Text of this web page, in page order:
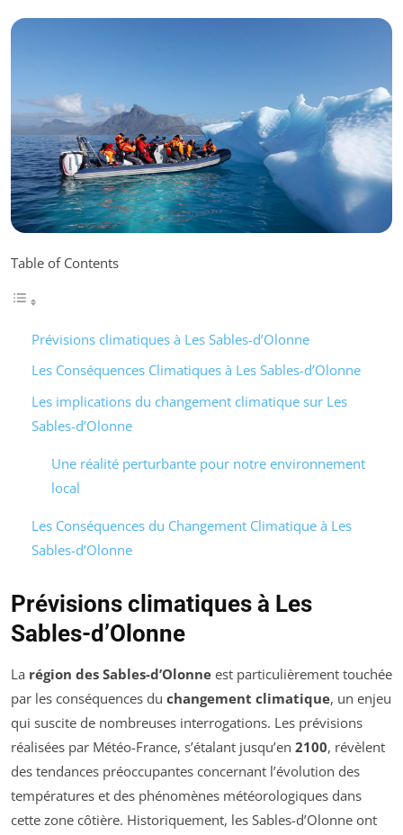
Table of Contents
Prévisions climatiques à Les Sables-d’Olonne
Les Conséquences Climatiques à Les Sables-d’Olonne
Les implications du changement climatique sur Les
Sables-d’Olonne
Une réalité perturbante pour notre environnement
local
Les Conséquences du Changement Climatique à Les
Sables-d’Olonne
Prévisions climatiques à Les
Sables-d’Olonne
La région des Sables-d’Olonne est particulièrement touchée
par les conséquences du changement climatique, un enjeu
qui suscite de nombreuses interrogations. Les prévisions
réalisées par Météo-France, s’étalant jusqu’en 2100, révèlent
des tendances préoccupantes concernant l’évolution des
températures et des phénomènes météorologiques dans
cette zone côtière. Historiquement, les Sables-d’Olonne ont